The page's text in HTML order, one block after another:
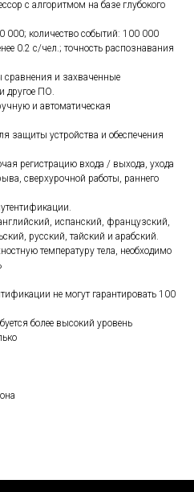
с алгоритмом на базе глубокого
000; количество событий: 100 000
0.2 c/чел.; точность распознавания
сравнения и захваченные
другое ПО.
и автоматическая
защиты устройства и обеспечения
регистрацию входа / выхода, ухода
сверхурочной работы, раннего
испанский, французский,
русский, тайский и арабский.
температуру тела, необходимо
не могут гарантировать 100
более высокий уровень